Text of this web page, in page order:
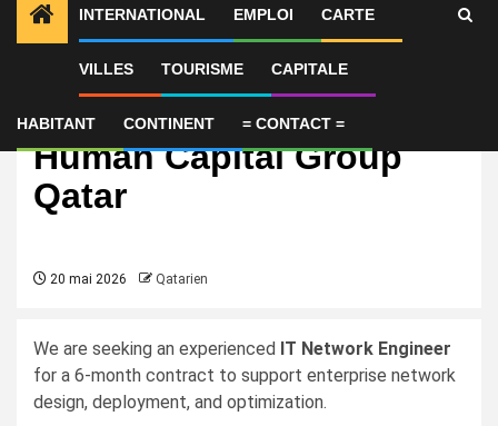
INTERNATIONAL EMPLOI CARTE
VILLES TOURISME CAPITALE
HABITANT CONTINENT = CONTACT =
IT Network Engineer –
Human Capital Group
Qatar
20 mai 2026 Qatarien
We are seeking an experienced IT Network Engineer
for a 6-month contract to support enterprise network
design, deployment, and optimization.